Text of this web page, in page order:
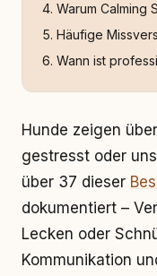
Warum Calming
Häufige
Wann ist
Hunde zeigen
gestresst oder
über 37 dieser
dokumentiert –
Lecken oder
Kommunikation